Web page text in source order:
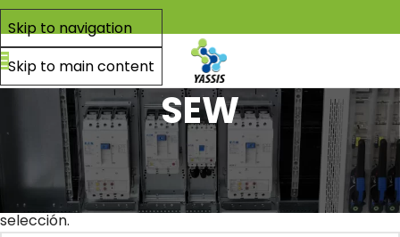
Skip to navigation
Skip to main content
SEW
Sew
No se han encontrado productos que coincidan con tu
selección.